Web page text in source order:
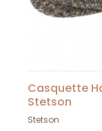
Casquette
Stetson
Stetson